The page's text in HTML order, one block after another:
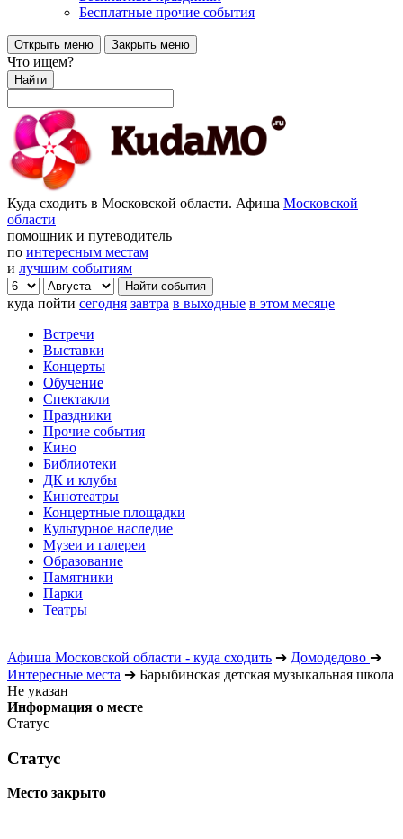
Бесплатные прочие события
Открыть меню Закрыть меню
Что ищем?
Найти
Куда сходить в Московской области. Афиша Московской
области
помощник и путеводитель
по интересным местам
и лучшим событиям
куда пойти сегодня завтра в выходные в этом месяце
Встречи
Выставки
Концерты
Обучение
Спектакли
Праздники
Прочие события
Кино
Библиотеки
ДК и клубы
Кинотеатры
Концертные площадки
Культурное наследие
Музеи и галереи
Образование
Памятники
Парки
Театры
Афиша Московской области - куда сходить ➔ Домодедово ➔
Интересные места ➔ Барыбинская детская музыкальная школа
Не указан
Информация о месте
Статус
Статус
Место закрыто